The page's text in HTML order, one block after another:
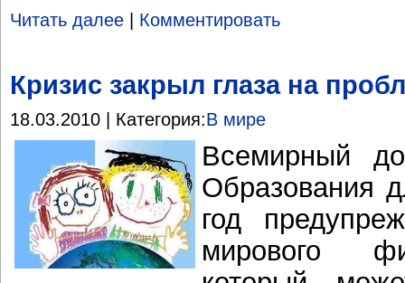
Читать далее | Комментировать
Кризис закрыл глаза на
18.03.2010 | Категория:В мире
Всемирный
Образования
год
мирового